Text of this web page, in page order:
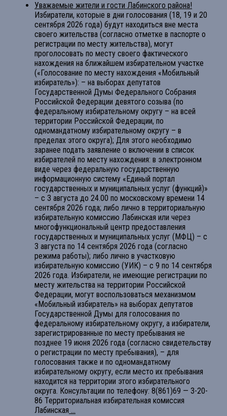
Уважаемые жители и гости Лабинского района!
Избиратели, которые в дни голосования (18, 19 и 20
сентября 2026 года) будут находиться вне места
своего жительства (согласно отметке в паспорте о
регистрации по месту жительства), могут
проголосовать по месту своего фактического
нахождения на ближайшем избирательном участке
(«Голосование по месту нахождения «Мобильный
избиратель»): – на выборах депутатов
Государственной Думы Федерального Собрания
Российской Федерации девятого созыва (по
федеральному избирательному округу – на всей
территории Российской Федерации, по
одномандатному избирательному округу – в
пределах этого округа); Для этого необходимо
заранее подать заявление о включении в список
избирателей по месту нахождения: в электронном
виде через федеральную государственную
информационную систему «Единый портал
государственных и муниципальных услуг (функций)»
– с 3 августа до 24.00 по московскому времени 14
сентября 2026 года; либо лично в территориальную
избирательную комиссию Лабинская или через
многофункциональный центр предоставления
государственных и муниципальных услуг (МФЦ) – с
3 августа по 14 сентября 2026 года (согласно
режима работы); либо лично в участковую
избирательную комиссию (УИК) – с 9 по 14 сентября
2026 года. Избиратели, не имеющие регистрации по
месту жительства на территории Российской
Федерации, могут воспользоваться механизмом
«Мобильный избиратель» на выборах депутатов
Государственной Думы для голосования по
федеральному избирательному округу, а избиратели,
зарегистрированные по месту пребывания не
позднее 19 июня 2026 года (согласно свидетельству
о регистрации по месту пребывания), – для
голосования также и по одномандатному
избирательному округу, если место их пребывания
находится на территории этого избирательного
округа. Консультации по телефону: 8(861)69 — 3-20-
86 Территориальная избирательная комиссия
Лабинская ...